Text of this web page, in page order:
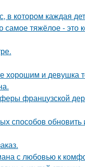
котором каждая
тяжёлое - это
хорошим и девушка
французской
способов
с любовью к